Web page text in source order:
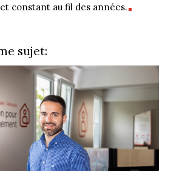
constant au fil des années.
sujet: